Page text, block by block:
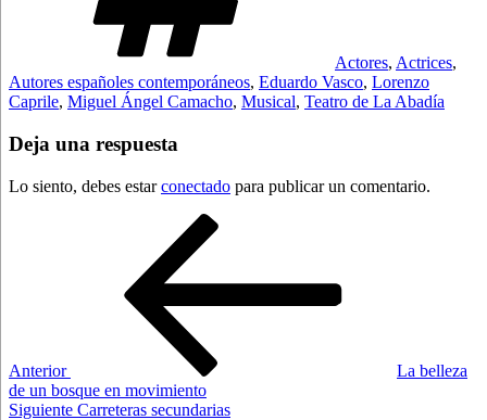
Actores, Actrices,
Autores españoles contemporáneos, Eduardo Vasco, Lorenzo
Caprile, Miguel Ángel Camacho, Musical, Teatro de La Abadía
Deja una respuesta
Lo siento, debes estarconectado para publicar un comentario.
Anterior
La belleza
de un bosque en movimiento
Siguiente
Siguiente Carreteras secundarias